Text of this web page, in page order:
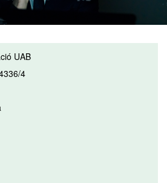
UAB
4